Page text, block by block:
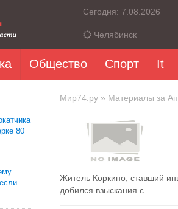
Сегодня: 7.08.2026
Челябинск
Общество Спорт It
80
Мир74.ру » Материалы за
Житель Коркино, ставший
добился взыскания с...